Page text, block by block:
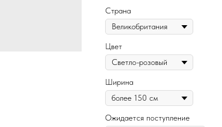
Страна
Цвет
Ширина
Ожидается поступление